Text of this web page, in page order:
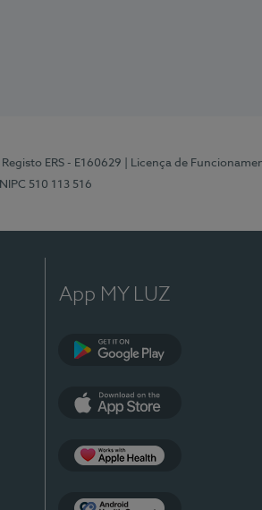
| Registo ERS - E160629 | Licença de
NIPC 510 113 516
App MY LUZ